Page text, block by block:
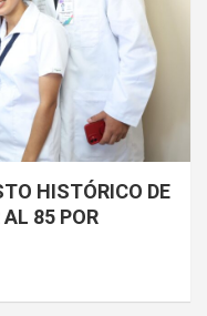
HISTÓRICO DE
85 POR